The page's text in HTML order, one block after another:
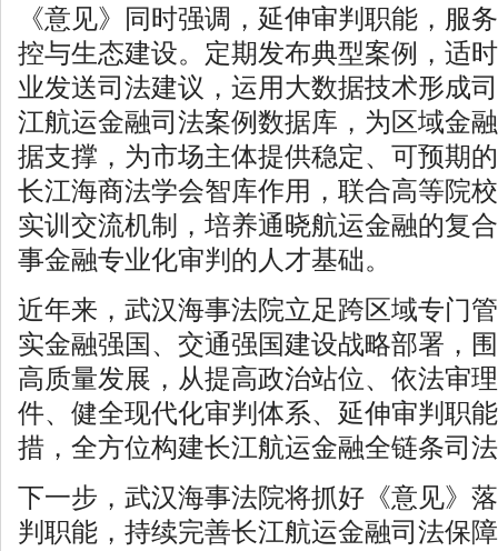
《意见》同时强调，延伸审判职能，服
控与生态建设。定期发布典型案例，适
业发送司法建议，运用大数据技术形成
江航运金融司法案例数据库，为区域金
据支撑，为市场主体提供稳定、可预期
长江海商法学会智库作用，联合高等院
实训交流机制，培养通晓航运金融的复
事金融专业化审判的人才基础。
近年来，武汉海事法院立足跨区域专门
实金融强国、交通强国建设战略部署，
高质量发展，从提高政治站位、依法审
件、健全现代化审判体系、延伸审判职
措，全方位构建长江航运金融全链条司
下一步，武汉海事法院将抓好《意见》
判职能，持续完善长江航运金融司法保